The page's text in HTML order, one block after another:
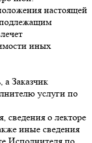
настоящей
иных
а Заказчик
услуги по
сведения о лекторе
иные сведения